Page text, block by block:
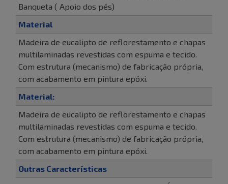
Banqueta ( Apoio dos pés)
Material
Madeira de eucalipto de reflorestamento e chapas
multilaminadas revestidas com espuma e tecido.
Com estrutura (mecanismo) de fabricação própria,
com acabamento em pintura epóxi.
Material:
Madeira de eucalipto de reflorestamento e chapas
multilaminadas revestidas com espuma e tecido.
Com estrutura (mecanismo) de fabricação própria,
com acabamento em pintura epóxi.
Outras Características